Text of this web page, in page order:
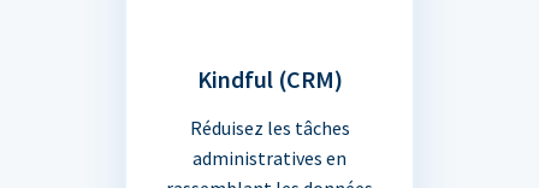
Kindful (CRM)
Réduisez les tâches
administratives en